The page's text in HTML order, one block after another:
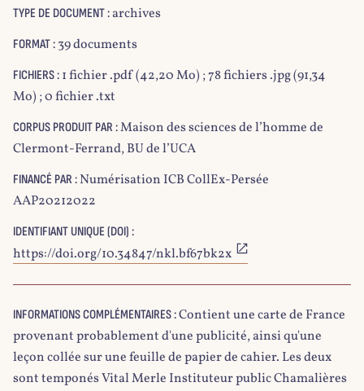
TYPE DE DOCUMENT :archives
FORMAT : 39 documents
FICHIERS : 1 fichier .pdf (42,20 Mo) ; 78 fichiers .jpg (91,34
Mo) ; 0 fichier .txt
CORPUS PRODUIT PAR :Maison des sciences de l’homme de
Clermont-Ferrand, BU de l’UCA
FINANCÉ PAR : Numérisation ICB CollEx-Persée
AAP20212022
IDENTIFIANT UNIQUE (DOI) :
https://doi.org/10.34847/nkl.bf67bk2x
INFORMATIONS COMPLÉMENTAIRES :Contient une carte de France
provenant probablement d'une publicité, ainsi qu'une
leçon collée sur une feuille de papier de cahier. Les deux
sont temponés Vital Merle Instituteur public Chamalières